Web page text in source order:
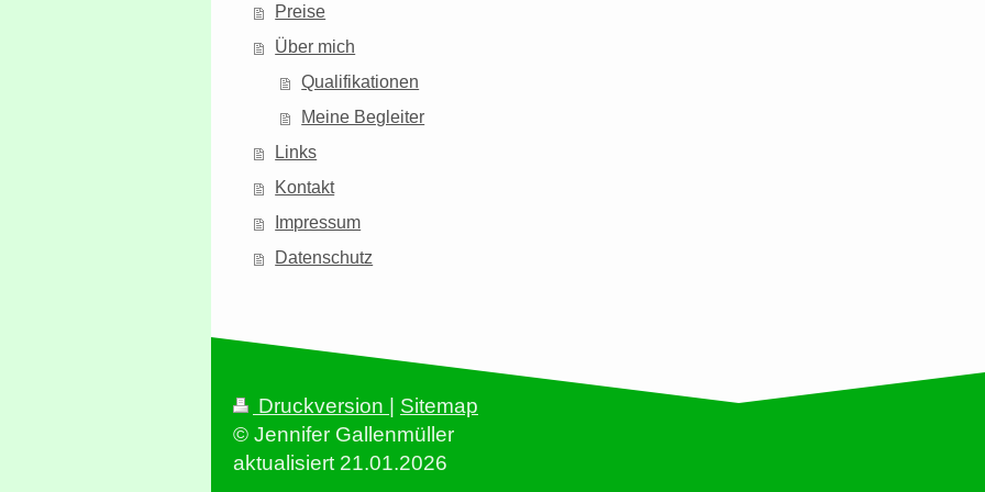
Preise
Über mich
Qualifikationen
Meine Begleiter
Links
Kontakt
Impressum
Datenschutz
Druckversion | Sitemap
© Jennifer Gallenmüller
aktualisiert 21.01.2026